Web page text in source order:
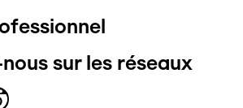
sur les réseaux